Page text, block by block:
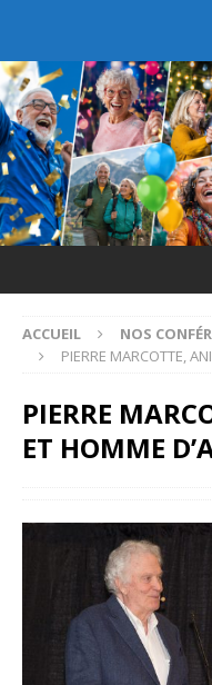
ACCUEIL
NOS
PIERRE MARCOTTE,
PIERRE
ET HOMME